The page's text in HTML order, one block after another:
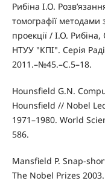
Рибіна І.О.
томографії методами
проекції / І.О.
НТУУ "КПІ". Серія
2011.–№45.–С.5–18.
Hounsfield G.N.
Hounsfield // Nobel
1971–1980. World
586.
Mansfield P. Snap-
The Nobel Prizes